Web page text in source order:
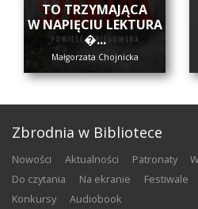
​TO TRZYMAJĄCA
W NAPIĘCIU LEKTURA
�...
Małgorzata Chojnicka
Zbrodnia w Bibliotece
nowości aktualności patronaty
do czytania
na ekranie festiwale
konkursy
audiobook